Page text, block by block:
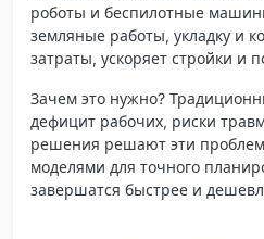
роботы и беспилотные
земляные работы, укладку и
затраты, ускоряет стройки и
Зачем это нужно?
дефицит рабочих, риски
решения решают эти
моделями для точного
завершатся быстрее и